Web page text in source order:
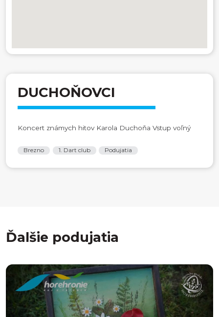
DUCHOŇOVCI
Koncert známych hitov Karola Duchoňa Vstup voľný
Brezno 1. Dart club Podujatia
Ďalšie podujatia